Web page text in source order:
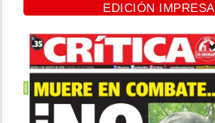
EDICIÓN IMPRESA